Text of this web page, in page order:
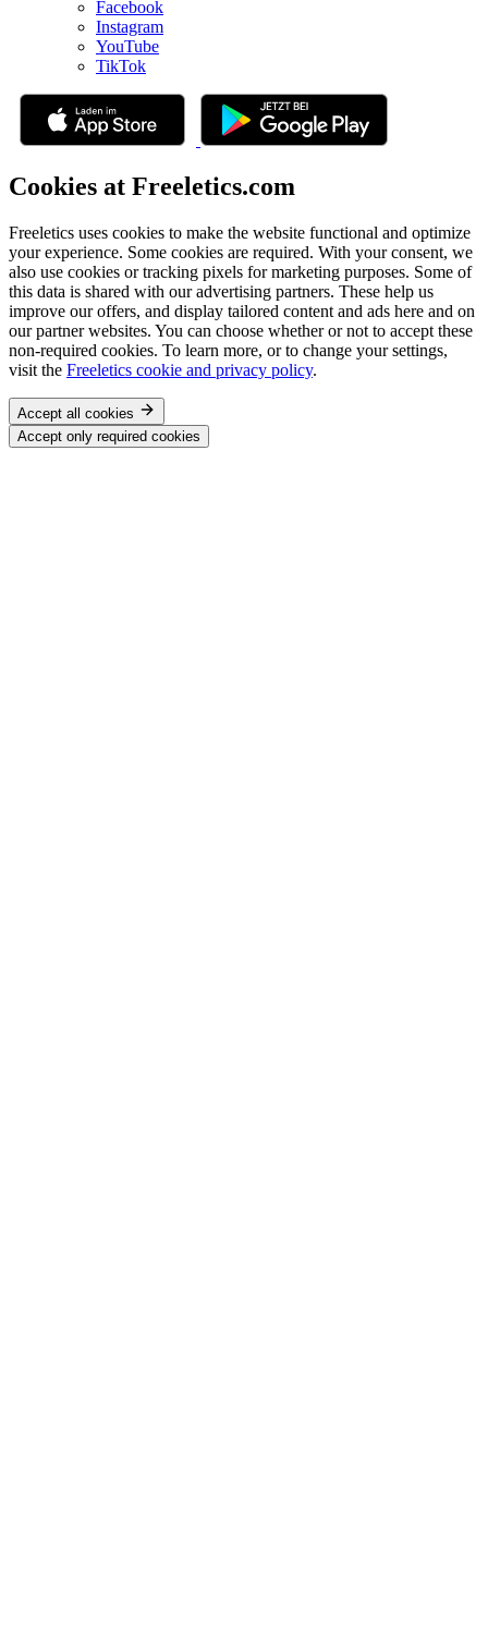
Facebook
Instagram
YouTube
TikTok
Cookies at Freeletics.com
Freeletics uses cookies to make the website functional and optimize
your experience. Some cookies are required. With your consent, we
also use cookies or tracking pixels for marketing purposes. Some of
this data is shared with our advertising partners. These help us
improve our offers, and display tailored content and ads here and on
our partner websites. You can choose whether or not to accept these
non-required cookies. To learn more, or to change your settings,
visit the Freeletics cookie and privacy policy.
Accept all cookies
Accept only required cookies